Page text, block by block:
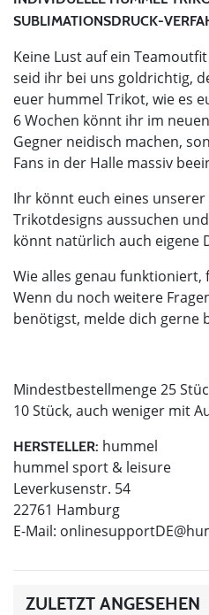
SUBLIMATIONSDRUCK-
Keine Lust auf ein
seid ihr bei uns goldrichtig,
euer hummel Trikot, wie es
6 Wochen könnt ihr im
Gegner neidisch machen,
Fans in der Halle massiv
Ihr könnt euch eines
Trikotdesigns aussuchen
könnt natürlich auch eigene
Wie alles genau funktioniert,
Wenn du noch weitere
benötigst, melde dich gerne
Mindestbestellmenge 25
10 Stück, auch weniger mit
HERSTELLER: hummel
hummel sport & leisure
Leverkusenstr. 54
22761 Hamburg
E-Mail:
ZULETZT ANGESEHEN